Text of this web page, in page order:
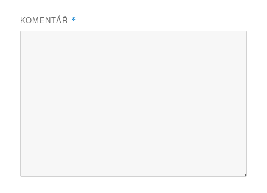
KOMENTÁŘ *